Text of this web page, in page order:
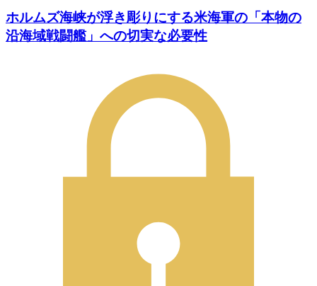
ホルムズ海峡が浮き彫りにする米海軍の「本物の
沿海域戦闘艦」への切実な必要性